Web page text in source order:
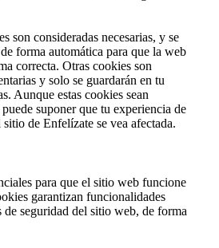
son consideradas necesarias, y se
forma automática para que la web
correcta. Otras cookies son
y solo se guardarán en tu
Aunque estas cookies sean
suponer que tu experiencia de
de Enfelízate se vea afectada.
para que el sitio web funcione
garantizan funcionalidades
de seguridad del sitio web, de forma